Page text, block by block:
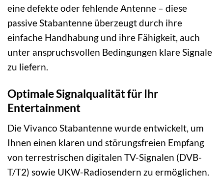
eine defekte oder fehlende Antenne – diese
passive Stabantenne überzeugt durch ihre
einfache Handhabung und ihre Fähigkeit, auch
unter anspruchsvollen Bedingungen klare Signale
zu liefern.
Optimale Signalqualität für Ihr
Entertainment
Die Vivanco Stabantenne wurde entwickelt, um
Ihnen einen klaren und störungsfreien Empfang
von terrestrischen digitalen TV-Signalen (DVB-
T/T2) sowie UKW-Radiosendern zu ermöglichen.